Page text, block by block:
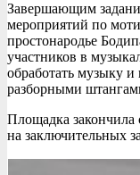
️Завершающим
мероприятий по
простонародье
участников в
обработать музыку
разборными
Площадка закончила
на заключительных